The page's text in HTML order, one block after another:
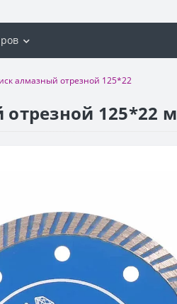
алмазный отрезной 125*22
125*22